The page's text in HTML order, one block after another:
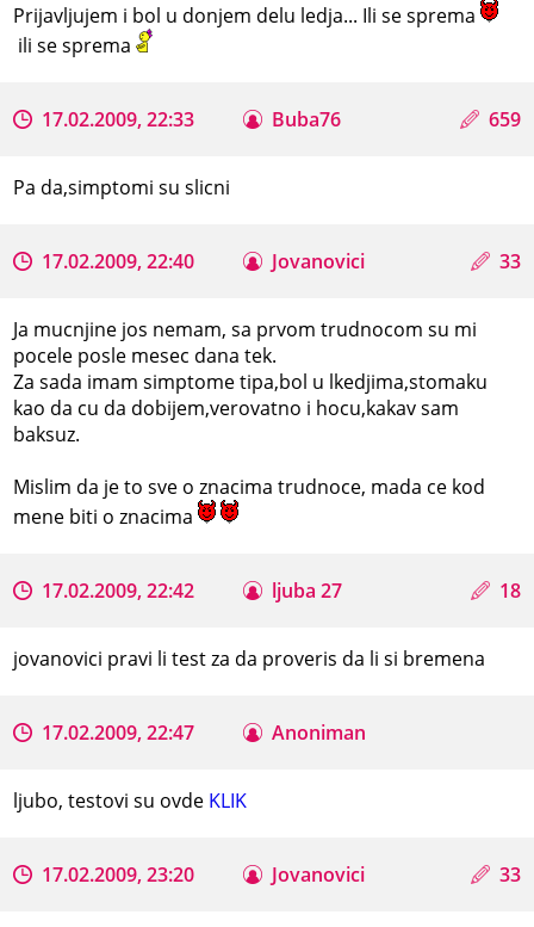
Prijavljujem i bol u donjem delu ledja... Ili se sprema
ili se sprema
17.02.2009, 22:33 Buba76 659
Pa da,simptomi su slicni
17.02.2009, 22:40 Jovanovici 33
Ja mucnjine jos nemam, sa prvom trudnocom su mi
pocele posle mesec dana tek.
Za sada imam simptome tipa,bol u lkedjima,stomaku
kao da cu da dobijem,verovatno i hocu,kakav sam
baksuz.
Mislim da je to sve o znacima trudnoce, mada ce kod
mene biti o znacima
17.02.2009, 22:42 ljuba 27 18
jovanovici pravi li test za da proveris da li si bremena
17.02.2009, 22:47 Anoniman
ljubo, testovi su ovde KLIK
17.02.2009, 23:20 Jovanovici 33